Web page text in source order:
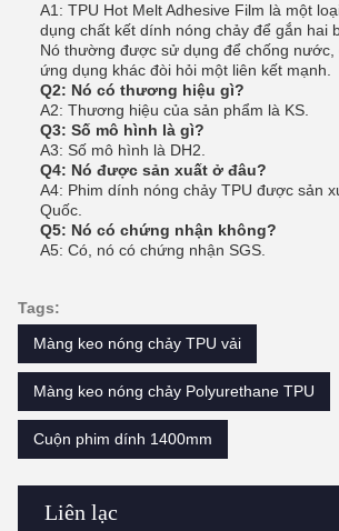
Liên lạc
A1: TPU Hot Melt Adhesive Film là một
dụng chất kết dính nóng chảy để gắn hai
Nó thường được sử dụng để chống nước,
ứng dụng khác đòi hỏi một liên kết mạnh.
Q2: Nó có thương hiệu gì?
A2: Thương hiệu của sản phẩm là KS.
Q3: Số mô hình là gì?
A3: Số mô hình là DH2.
Q4: Nó được sản xuất ở đâu?
A4: Phim dính nóng chảy TPU được sản
Quốc.
Q5: Nó có chứng nhận không?
A5: Có, nó có chứng nhận SGS.
Tags:
Màng keo nóng chảy TPU vải
Màng keo nóng chảy Polyurethane TPU
Cuộn phim dính 1400mm